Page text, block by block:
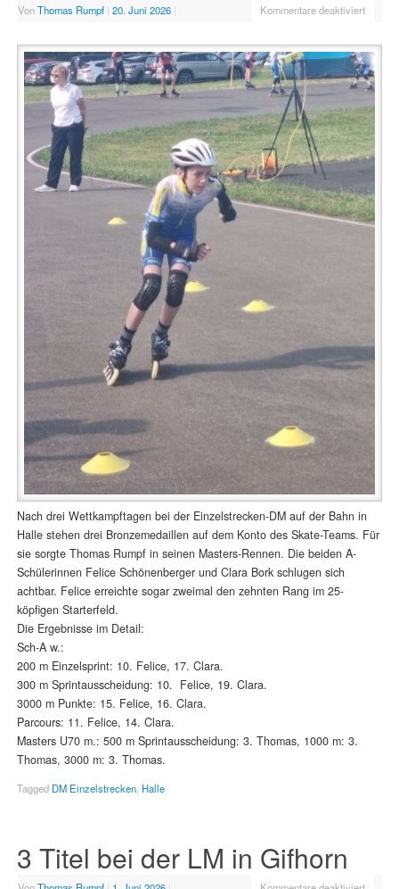
VonThomas Rumpf | 20. Juni 2026 | Kommentare deaktiviert
Nach drei Wettkampftagen bei der Einzelstrecken-DM auf der Bahn in
Halle stehen drei Bronzemedaillen auf dem Konto des Skate-Teams. Für
sie sorgte Thomas Rumpf in seinen Masters-Rennen. Die beiden A-
Schülerinnen Felice Schönenberger und Clara Bork schlugen sich
achtbar. Felice erreichte sogar zweimal den zehnten Rang im 25-
köpfigen Starterfeld.
Die Ergebnisse im Detail:
Sch-A w.:
200 m Einzelsprint: 10. Felice, 17. Clara.
300 m Sprintausscheidung: 10. Felice, 19. Clara.
3000 m Punkte: 15. Felice, 16. Clara.
Parcours: 11. Felice, 14. Clara.
Masters U70 m.: 500 m Sprintausscheidung: 3. Thomas, 1000 m: 3.
Thomas, 3000 m: 3. Thomas.
Tagged DM Einzelstrecken, Halle
3 Titel bei der LM in Gifhorn